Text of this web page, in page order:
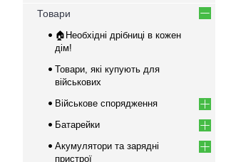
Товари
🏠Необхідні дрібниці в кожен
дім!
Товари, які купують для
військових
Військове спорядження
Батарейки
Акумулятори та зарядні
пристрої